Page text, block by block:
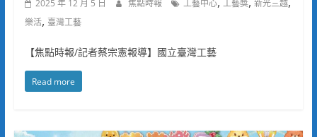
2025 年 12 月 5 日 焦點時報 工藝中心 工藝獎 新光三越
樂活, 臺灣工藝
【焦點時報/記者蔡宗憲報導】國立臺灣工藝
Read more